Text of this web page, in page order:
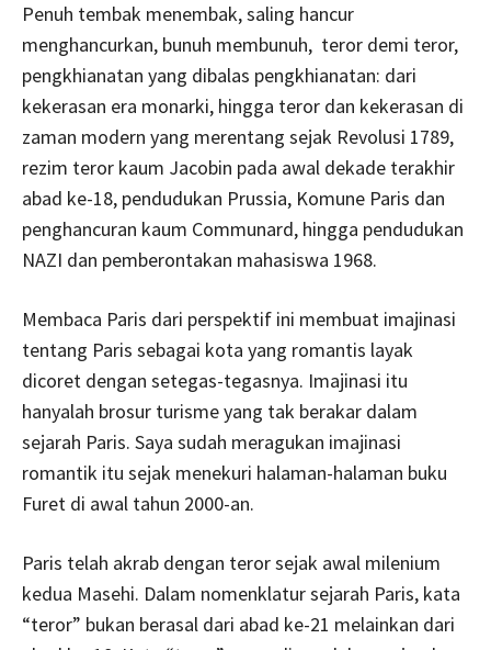
Penuh tembak menembak, saling hancur
menghancurkan, bunuh membunuh, teror demi teror,
pengkhianatan yang dibalas pengkhianatan: dari
kekerasan era monarki, hingga teror dan kekerasan di
zaman modern yang merentang sejak Revolusi 1789,
rezim teror kaum Jacobin pada awal dekade terakhir
abad ke-18, pendudukan Prussia, Komune Paris dan
penghancuran kaum Communard, hingga pendudukan
NAZI dan pemberontakan mahasiswa 1968.
Membaca Paris dari perspektif ini membuat imajinasi
tentang Paris sebagai kota yang romantis layak
dicoret dengan setegas-tegasnya. Imajinasi itu
hanyalah brosur turisme yang tak berakar dalam
sejarah Paris. Saya sudah meragukan imajinasi
romantik itu sejak menekuri halaman-halaman buku
Furet di awal tahun 2000-an.
Paris telah akrab dengan teror sejak awal milenium
kedua Masehi. Dalam nomenklatur sejarah Paris, kata
“teror” bukan berasal dari abad ke-21 melainkan dari